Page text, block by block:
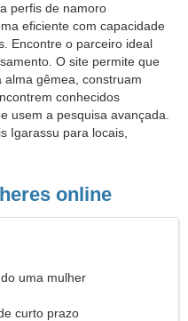
perfis de namoro
eficiente com capacidade
Encontre o parceiro ideal
O site permite que
alma gêmea, construam
conhecidos
usem a pesquisa avançada.
Igarassu para locais,
online
uma mulher
curto prazo